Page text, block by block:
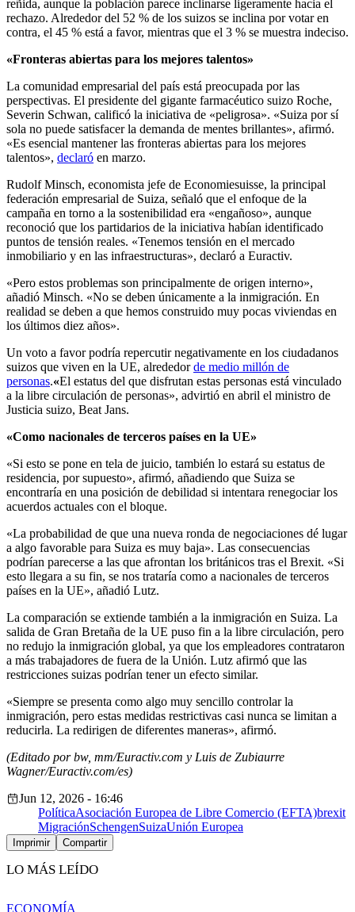
reñida, aunque la población parece inclinarse ligeramente hacia el
rechazo. Alrededor del 52 % de los suizos se inclina por votar en
contra, el 45 % está a favor, mientras que el 3 % se muestra indeciso.
«Fronteras abiertas para los mejores talentos»
La comunidad empresarial del país está preocupada por las
perspectivas. El presidente del gigante farmacéutico suizo Roche,
Severin Schwan, calificó la iniciativa de «peligrosa». «Suiza por sí
sola no puede satisfacer la demanda de mentes brillantes», afirmó.
«Es esencial mantener las fronteras abiertas para los mejores
talentos», declaró en marzo.
Rudolf Minsch, economista jefe de Economiesuisse, la principal
federación empresarial de Suiza, señaló que el enfoque de la
campaña en torno a la sostenibilidad era «engañoso», aunque
reconoció que los partidarios de la iniciativa habían identificado
puntos de tensión reales. «Tenemos tensión en el mercado
inmobiliario y en las infraestructuras», declaró a Euractiv.
«Pero estos problemas son principalmente de origen interno»,
añadió Minsch. «No se deben únicamente a la inmigración. En
realidad se deben a que hemos construido muy pocas viviendas en
los últimos diez años».
Un voto a favor podría repercutir negativamente en los ciudadanos
suizos que viven en la UE, alrededorde medio millón de
personas.«El estatus del que disfrutan estas personas está vinculado
a la libre circulación de personas», advirtió en abril el ministro de
Justicia suizo, Beat Jans.
«Como nacionales de terceros países en la UE»
«Si esto se pone en tela de juicio, también lo estará su estatus de
residencia, por supuesto», afirmó, añadiendo que Suiza se
encontraría en una posición de debilidad si intentara renegociar los
acuerdos actuales con el bloque.
«La probabilidad de que una nueva ronda de negociaciones dé lugar
a algo favorable para Suiza es muy baja». Las consecuencias
podrían parecerse a las que afrontan los británicos tras el Brexit. «Si
esto llegara a su fin, se nos trataría como a nacionales de terceros
países en la UE», añadió Lutz.
La comparación se extiende también a la inmigración en Suiza. La
salida de Gran Bretaña de la UE puso fin a la libre circulación, pero
no redujo la inmigración global, ya que los empleadores contrataron
a más trabajadores de fuera de la Unión. Lutz afirmó que las
restricciones suizas podrían tener un efecto similar.
«Siempre se presenta como algo muy sencillo controlar la
inmigración, pero estas medidas restrictivas casi nunca se limitan a
reducirla. La redirigen de diferentes maneras», afirmó.
(Editado por bw, mm/Euractiv.com y Luis de Zubiaurre
Wagner/Euractiv.com/es)
Jun 12, 2026 - 16:46
PolíticaAsociación Europea de Libre Comercio (EFTA)brexit
MigraciónSchengenSuizaUnión Europea
Imprimir Compartir
LO MÁS LEÍDO
ECONOMÍA